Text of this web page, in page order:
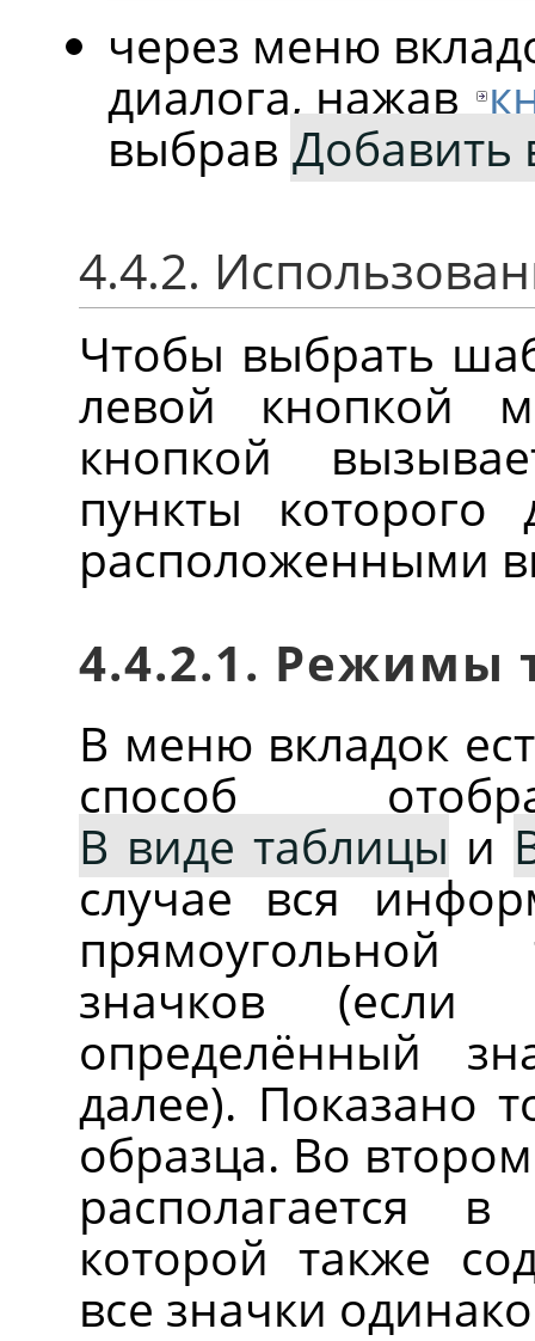
через меню
диалога, нажав
выбрав Добавить
4.4.2.
Чтобы выбрать
левой кнопкой
кнопкой
пункты которого
расположенными
4.4.2.1. Режимы
В меню вкладок
способ
В виде таблицы и
случае вся
прямоугольной
значков
определённый
далее). Показано
образца. Во
располагается
которой также
все значки